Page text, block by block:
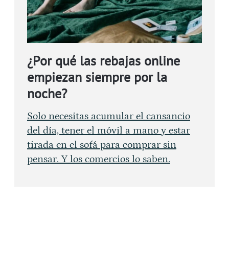
¿Por qué las rebajas online
empiezan siempre por la
noche?
Solo necesitas acumular el cansancio
del día, tener el móvil a mano y estar
tirada en el sofá para comprar sin
pensar. Y los comercios lo saben.